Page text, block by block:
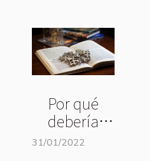
Por qué
debería
interesarle
31/01/2022